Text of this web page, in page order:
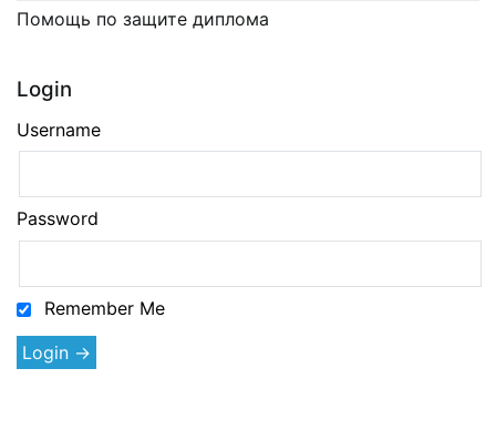
Помощь по защите диплома
Login
Username
Password
Remember Me